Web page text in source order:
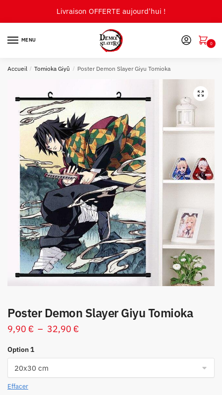
Livraison OFFERTE aujourd'hui !
MENU
0
Accueil / Tomioka Giyû / Poster Demon Slayer Giyu Tomioka
🔍
Poster Demon Slayer Giyu Tomioka
9,90 € – 32,90 €Plage
Option 1
Effacer